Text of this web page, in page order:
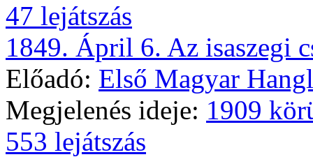
47 lejátszás
1849. Ápril 6. Az isaszegi
Előadó: Első Magyar
Megjelenés ideje: 1909
553 lejátszás